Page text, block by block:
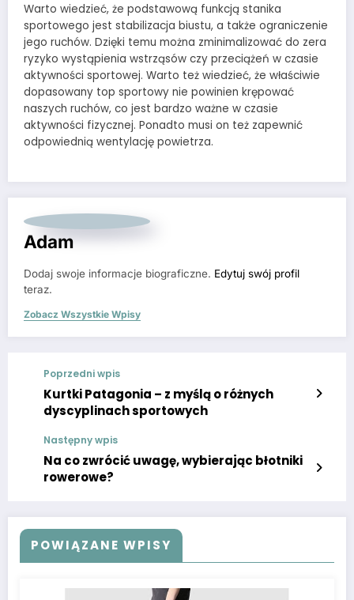
Warto wiedzieć, że podstawową funkcją stanika
sportowego jest stabilizacja biustu, a także ograniczenie
jego ruchów. Dzięki temu można zminimalizować do zera
ryzyko wystąpienia wstrząsów czy przeciążeń w czasie
aktywności sportowej. Warto też wiedzieć, że właściwie
dopasowany top sportowy nie powinien krępować
naszych ruchów, co jest bardzo ważne w czasie
aktywności fizycznej. Ponadto musi on też zapewnić
odpowiednią wentylację powietrza.
Adam
Dodaj swoje informacje biograficzne. Edytuj swój profil
teraz.
Zobacz Wszystkie Wpisy
Poprzedni wpis
Kurtki Patagonia – z myślą o różnych
dyscyplinach sportowych
Następny wpis
Na co zwrócić uwagę, wybierając błotniki
rowerowe?
POWIĄZANE WPISY